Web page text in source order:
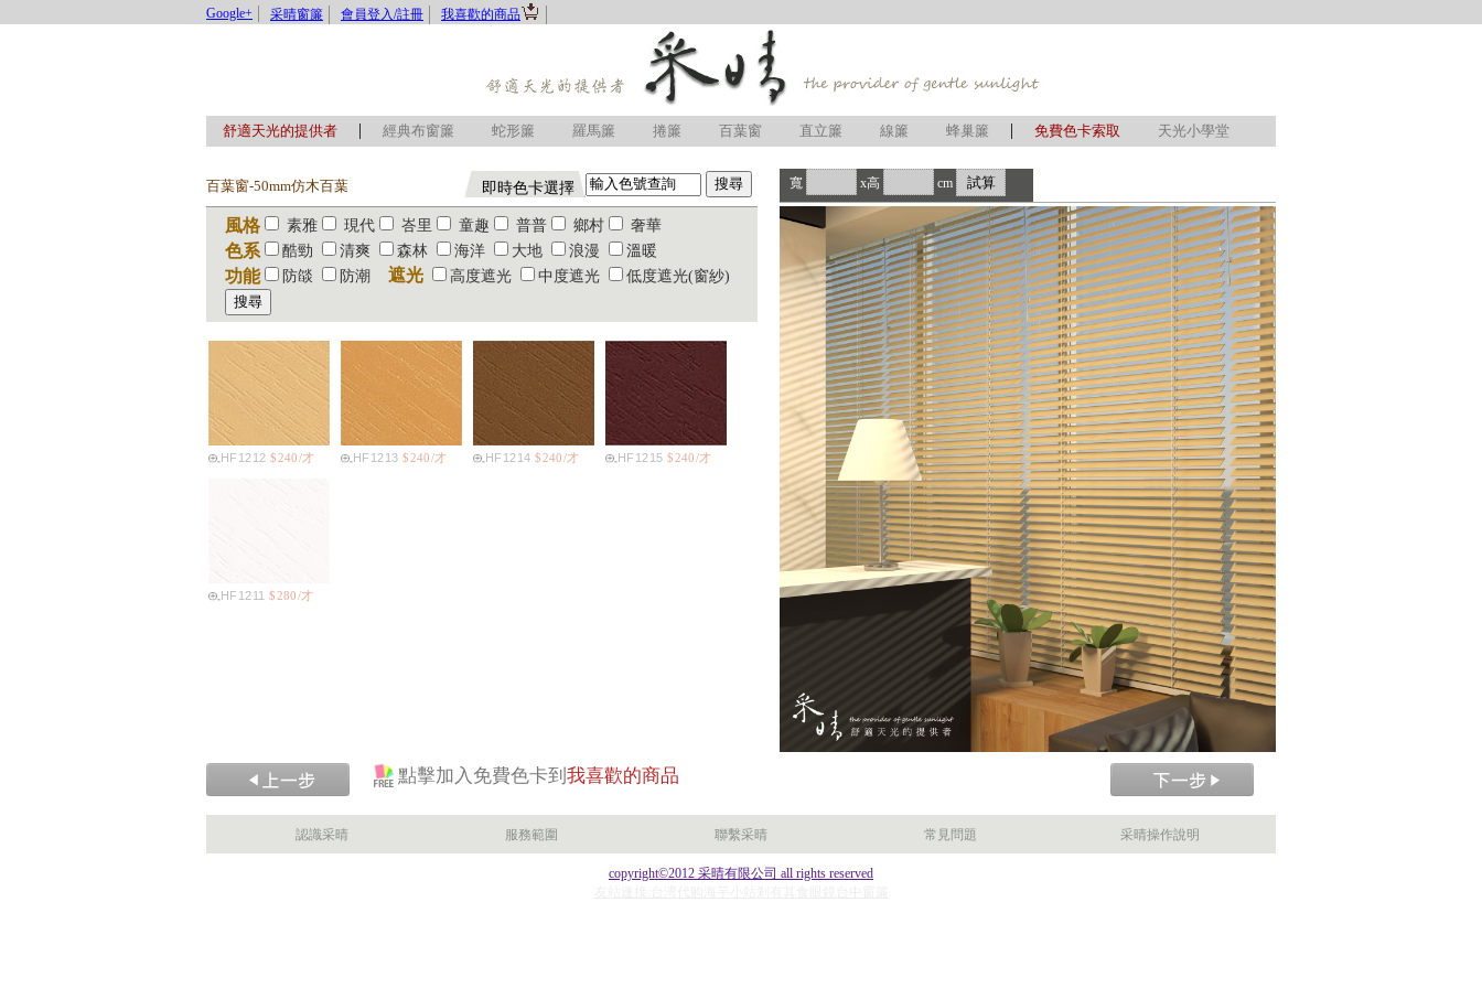
Google+ 采晴窗簾 會員登入/註冊 我喜歡的商品
舒適天光的提供者 | 經典布窗簾 蛇形簾 羅馬簾 捲簾 百葉窗 直立簾 線簾 蜂巢簾 | 免費色卡索取 天光小學堂
百葉窗-50mm仿木百葉 即時色卡選擇 寬 x高 cm
風格 素雅 現代 峇里 童趣 普普 鄉村 奢華
色系 酷勁 清爽 森林 海洋 大地 浪漫 溫暖
功能 防燄 防潮 遮光 高度遮光 中度遮光 低度遮光(窗紗)
HF1212$240/才 HF1213$240/才 HF1214$240/才 HF1215$240/才
HF1211$280/才
點擊加入免費色卡到 我喜歡的商品
認識采晴 服務範圍 聯繫采晴 常見問題 采晴操作說明
copyright©2012 采晴有限公司 all rights reserved